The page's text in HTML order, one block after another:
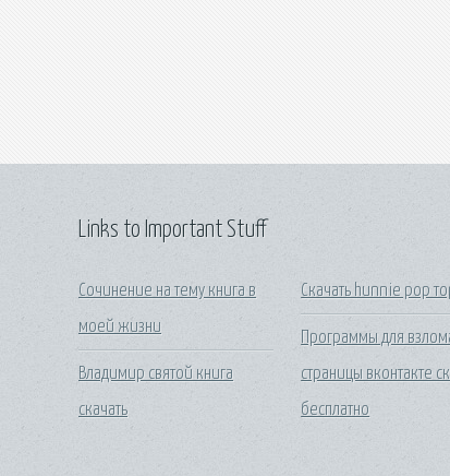
Links to Important Stuff
Сочинение на тему книга в
моей жизни
Владимир святой книга
скачать
Скачать hunnie pop
Программы для
страницы вконтакте
бесплатно